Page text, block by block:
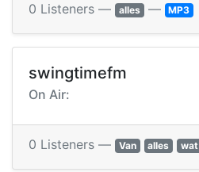
0 Listeners — alles — MP3
swingtimefm
On Air:
0 Listeners — Van alles wat